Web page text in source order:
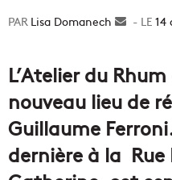
Lisa Domanech
Envoyer
14
L’Atelier du
nouveau lieu de
Guillaume
dernière à la Rue